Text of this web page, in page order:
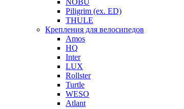
NOBU
Piligrim (ex. ED)
THULE
Крепления для велосипедов
Amos
HQ
Inter
LUX
Rollster
Turtle
WESO
Atlant